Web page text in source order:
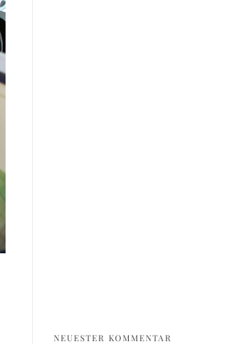
NEUESTER KOMMENTAR